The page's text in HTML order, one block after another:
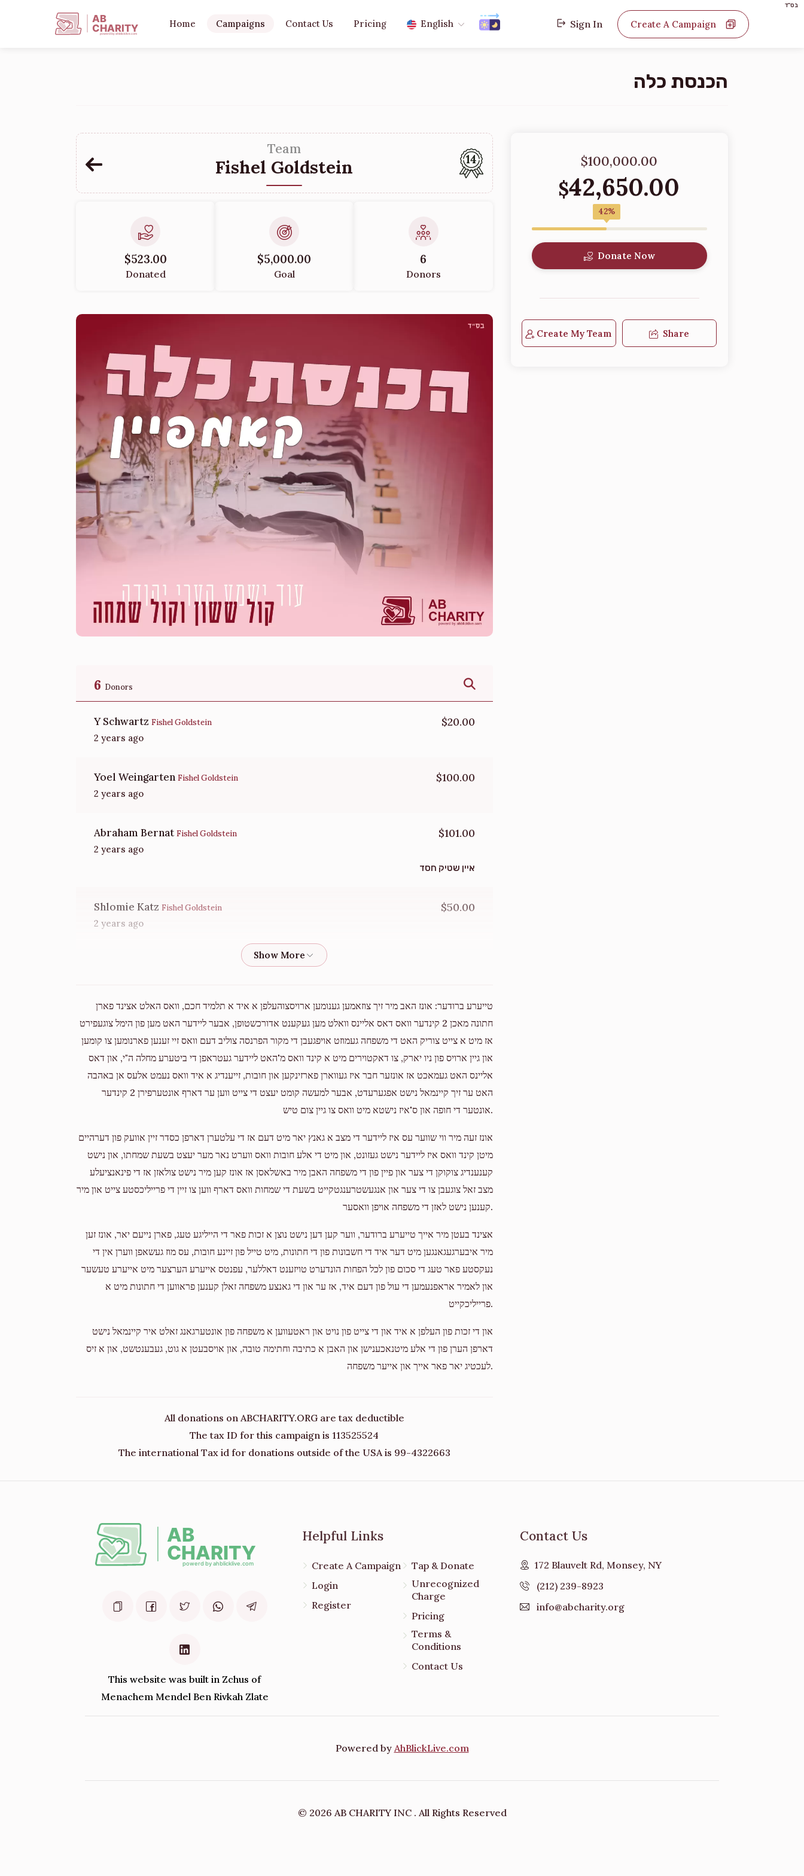
בס"ד
AB
CHARITY
powerd by ahblicklive.com
Home Campaigns Contact Us Pricing English Sign In Create A Campaign
הכנסת כלה
Team
Fishel Goldstein 14
$523.00
Donated
$5,000.00
Goal
6
Donors
6 Donors
Y Schwartz Fishel Goldstein
2 years ago
$20.00
Yoel Weingarten Fishel Goldstein
2 years ago
$100.00
Abraham BernatFishel Goldstein
2 years ago
$101.00
איין שטיק חסד
Shlomie Katz Fishel Goldstein
2 years ago
$50.00
Fishel Goldstein
Yanky Fleischman Fishel Goldstein $180.00
טייערע ברודער: אונז האב מיר זיך צוזאמען גענומען ארויסצוהעלפן א איד א תלמיד חכם, וואס האלט אצינד פארן
חתונה מאכן 2 קינדער וואס דאס אליינס וואלט מען געקענט אדורכשטופן, אבער ליידער האט מען פון הימל צוגעפירט
אז מיט א צייט צוריק האט די משפחה געמוזט אויפגעבן די מקור הפרנסה צוליב דעם וואס זיי זענען פארנומען צו קומען
און גיין ארויס פון ניו יארק, צו דאקטוירים מיט א קינד וואס מ'האט ליידער געטראפן די ביטערע מחלה ה"י, און דאס
אליינס האט געמאכט אז אונזער חבר איז געווארן פארזינקען און חובות, זייענדיג א איד וואס נעמט אלעס אן באהבה
האט ער זיך קיינמאל נישט אפגערעדט, אבער למעשה קומט יעצט די צייט ווען ער דארף אונטערפירן 2 קינדער
אונטער די חופה און ס'איז נישטא מיט וואס צו גיין צום טיש.
אונז זעה מיר ווי שווער עס איז ליידער די מצב א גאנץ יאר מיט דעם אז די עלטערן דארפן כסדר זיין אוועק פון דערהיים
מיטן קינד וואס איז ליידער נישט געזונט, און מיט די אלע חובות וואס ווערט נאר מער יעצט בשעת שמחתו, און נישט
קענענדיג צוקוקן די צער און פיין פון די משפחה האבן מיר באשלאסן אז אונז קען מיר נישט צולאזן אז די פינאנציעלע
מצב זאל צוגעבן צו די צער און אנגעשטרענגטקייט בשעת די שמחות וואס דארף ווען צו זיין די פרייליכסטע צייט און מיר
קענען נישט לאזן די משפחה אויפן וואסער.
אצינד בעטן מיר אייך טייערע ברודער, ווער קען דען נישט נוצן א זכות פאר די הייליגע טעג, פארן נייעם יאר, אונז זען
מיר איבערגעגאנגען מיט דער איד די חשבונות פון די חתונות, מיט טייל פון זיינע חובות, עס מוז געשאפן ווערן אין די
נעקסטע פאר טעג די סכום פון לכל הפחות הונדערט טויזענט דאללער, עפנטס אייערע הערצער מיט אייערע טעשער
און לאמיר אראפנעמען די עול פון דעם איד, אז ער און די גאנצע משפחה זאלן קענען פראווען די חתונות מיט א
פרייליכקייט.
און די זכות פון העלפן א איד און די צייט פון נויט און ראטעווען א משפחה פון אונטערגאנג זאלט איר קיינמאל נישט
דארפן הערן פון די אלע מיטנאכענישן און האבן א כתיבה וחתימה טובה, און אויסבעטן א גוט, געבענטשט, און א זיס
לעכטיג יאר פאר אייך און אייער משפחה.
All donations on ABCHARITY.ORG are tax deductible
The tax ID for this campaign is 113525524
The international Tax id for donations outside of the USA is 99-4322663
$100,000.00
$42,650.00
42%
Donate Now
Create My Team Share
This website was built in Zchus of
Menachem Mendel Ben Rivkah Zlate
Helpful Links
Create A Campaign
Login
Register
Tap & Donate
Unrecognized
Charge
Pricing
Terms &
Conditions
Contact Us
Contact Us
172 Blauvelt Rd, Monsey, NY
(212) 239-8923
info@abcharity.org
Powered by AhBlickLive.com
© 2026 AB CHARITY INC . All Rights Reserved